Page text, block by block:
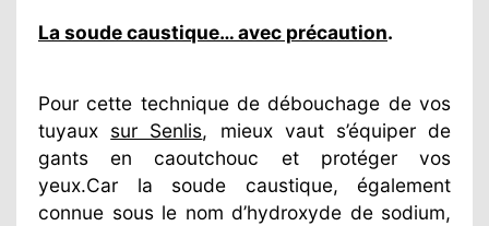
La soude caustique… avec précaution.
Pour cette technique de débouchage de vos
tuyaux sur Senlis, mieux vaut s’équiper de
gants en caoutchouc et protéger vos
yeux.Car la soude caustique, également
connue sous le nom d’hydroxyde de sodium,